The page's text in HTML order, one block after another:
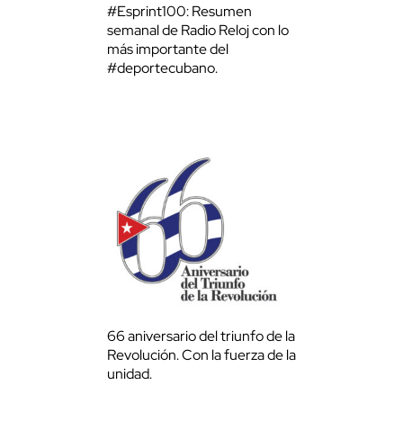
#Esprint100: Resumen
semanal de Radio Reloj con lo
más importante del
#deportecubano.
66 aniversario del triunfo de la
Revolución. Con la fuerza de la
unidad.